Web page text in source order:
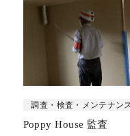
調査・検査・メンテナン
Poppy House 監査